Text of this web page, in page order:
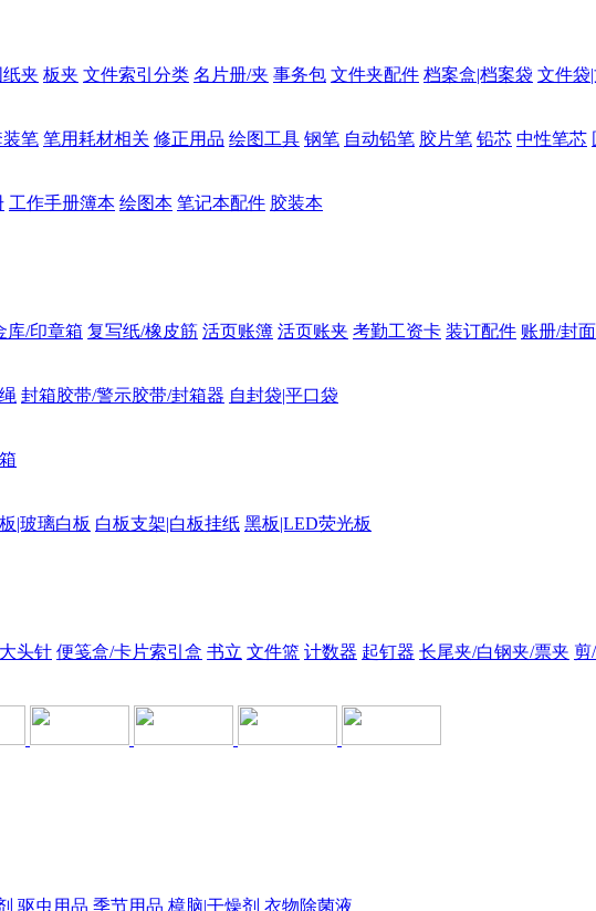
夹 板夹 文件索引分类 名片册/夹 事务包 文件夹配件 档案盒|档案袋 文件袋
装笔 笔用耗材相关 修正用品 绘图工具 钢笔 自动铅笔 胶片笔 铅芯 中性笔芯
工作手册簿本 绘图本 笔记本配件 胶装本
库/印章箱 复写纸/橡皮筋 活页账簿 活页账夹 考勤工资卡 装订配件 账册/封
封箱胶带/警示胶带/封箱器 自封袋|平口袋
|玻璃白板 白板支架|白板挂纸 黑板|LED荧光板
头针 便笺盒/卡片索引盒 书立 文件篮 计数器 起钉器 长尾夹/白钢夹/票夹 剪
驱虫用品 季节用品 樟脑|干燥剂 衣物除菌液